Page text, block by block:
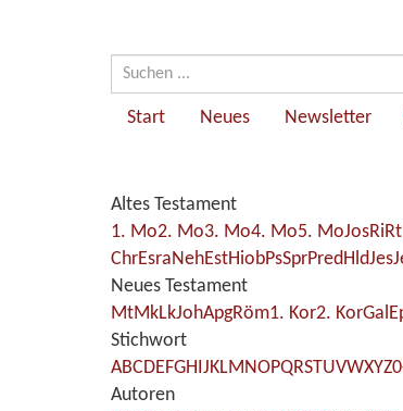
Start Neues Newsletter
Altes Testament
1. Mo2. Mo3. Mo4. Mo5. MoJosRiRt
ChrEsraNehEstHiobPsSprPredHldJes
Neues Testament
MtMkLkJohApgRöm1. Kor2. KorGal
Stichwort
ABCDEFGHIJKLMNOPQRSTUVWXYZ
Autoren